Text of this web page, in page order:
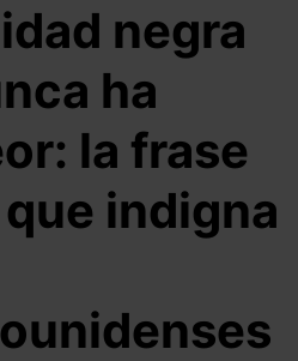
negra
ha
la frase
indigna